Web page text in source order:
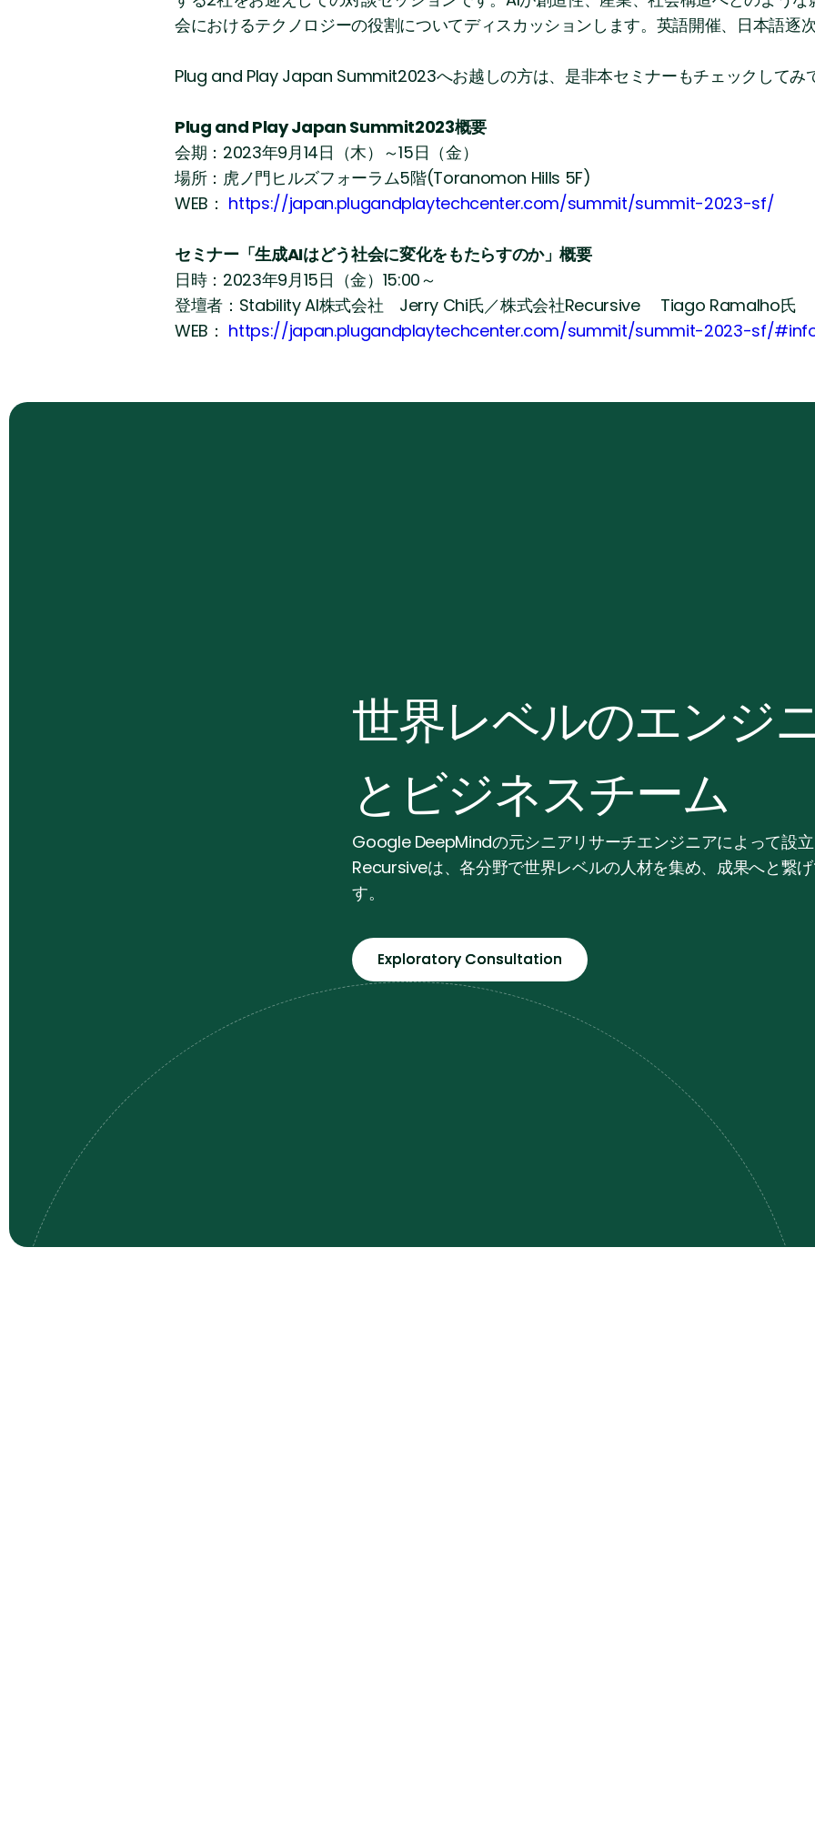
会におけるテクノロジーの役割についてディスカッションします。英語開催、日本語逐
Plug and Play Japan Summit2023へお越しの方は、是非本セミナーもチェックしてみ
Plug and Play Japan Summit2023概要
会期：2023年9月14日（木）～15日（金）
場所：虎ノ門ヒルズフォーラム5階(Toranomon Hills 5F)
WEB： https://japan.plugandplaytechcenter.com/summit/summit-2023-sf/
セミナー「生成AIはどう社会に変化をもたらすのか」概要
日時：2023年9月15日（金）15:00～
登壇者：Stability AI株式会社 Jerry Chi氏／株式会社Recursive Tiago Ramalho氏
WEB： https://japan.plugandplaytechcenter.com/summit/summit-2023-sf/
世界レベルのエンジ
とビジネスチーム
Google DeepMindの元シニアリサーチエンジニアによって設
Recursiveは、各分野で世界レベルの人材を集め、成果へと繋
す。
Exploratory Consultation
Exploratory Consultation